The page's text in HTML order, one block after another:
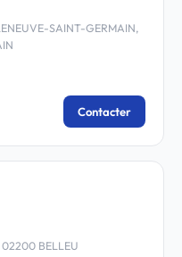
SAINT-GERMAIN,
Contacter
BELLEU